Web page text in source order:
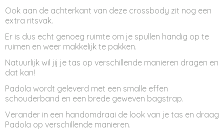
Ook aan de achterkant van deze crossbody zit nog een
extra ritsvak.
Er is dus echt genoeg ruimte om je spullen handig op te
ruimen en weer makkelijk te pakken.
Natuurlijk wil jij je tas op verschillende manieren dragen en
dat kan!
Padola wordt geleverd met een smalle effen
schouderband en een brede geweven bagstrap.
Verander in een handomdraai de look van je tas en draag
Padola op verschillende manieren.